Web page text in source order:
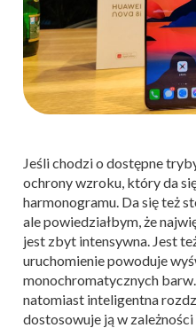
Jeśli chodzi o dostępne
ochrony wzroku, który da
harmonogramu. Da się też
ale powiedziałbym, że
jest zbyt intensywna. Jest
uruchomienie powoduje
monochromatycznych
natomiast inteligentna
dostosowuje ją w